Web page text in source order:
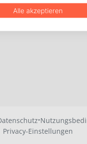
·
Privacy-Einstellungen
Alle akzeptieren